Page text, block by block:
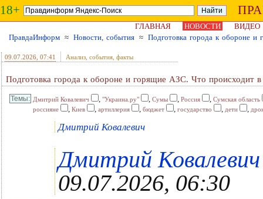
18+
ГЛАВНАЯ НОВОСТИ
ВИДЕО
ПравдаИнформ ≈ Новости, события ≈ Подготовка города к обороне
09.07.2026 , 07:41 Анализ, события, факты
Подготовка города к обороне и горящие АЗС. Что происходит
Дмитрий Ковалевич , "Украина.ру" , Сумы , Россия , Сумская область
россияне
, Киев , артиллерия , бюджет , государство , дети ,
Дмитрий Ковалевич
Дмитрий
09.07.2026, 06:30